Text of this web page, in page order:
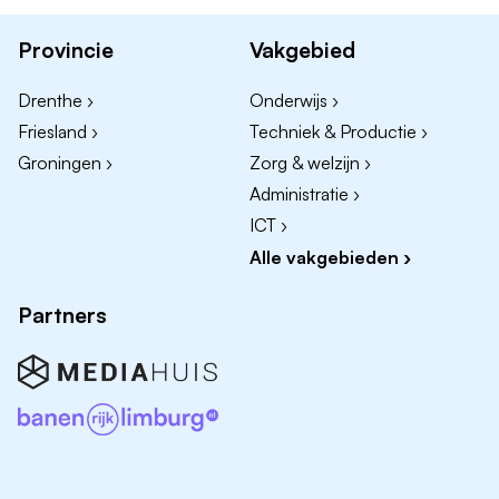
Ben je een vroege vogel en dus in de ochtend op
je allerbest
Werk je accuraat, zelfstandig en weet je van
aanpakken
Ben je minimaal twee dagen per week flexibel
Bij ons werken betekent…
Naast gastgerichtheid en kwaliteit sta jij bovenaan ons
.. vind je bij ons:
een ontspannen (werk)omgeving;
Provincie
Drenthe ›
Friesland ›
Groningen ›
Vakgebied
Onderwijs ›
Techniek & Productie ›
Zorg & welzijn ›
Administratie ›
ICT ›
Alle vakgebieden ›
Partners